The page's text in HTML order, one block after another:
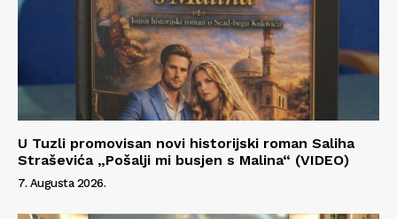
U Tuzli promovisan novi historijski roman Saliha
Straševića „Pošalji mi busjen s Malina“ (VIDEO)
7. Augusta 2026.